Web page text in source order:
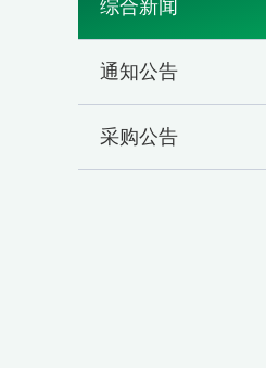
综合新闻
通知公告
采购公告